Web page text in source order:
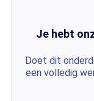
Je hebt
Doet dit
een volledig